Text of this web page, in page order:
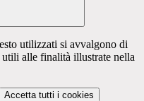
utilizzati si avvalgono di
alle finalità illustrate nella
Accetta tutti i cookies